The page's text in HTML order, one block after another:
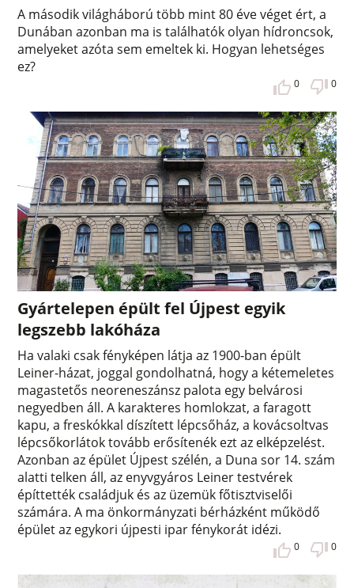
A második világháború több mint 80 éve véget ért, a
Dunában azonban ma is találhatók olyan hídroncsok,
amelyeket azóta sem emeltek ki. Hogyan lehetséges
ez?
0 0
Gyártelepen épült fel Újpest egyik
legszebb lakóháza
Ha valaki csak fényképen látja az 1900-ban épült
Leiner-házat, joggal gondolhatná, hogy a kétemeletes
magastetős neoreneszánsz palota egy belvárosi
negyedben áll. A karakteres homlokzat, a faragott
kapu, a freskókkal díszített lépcsőház, a kovácsoltvas
lépcsőkorlátok tovább erősítenék ezt az elképzelést.
Azonban az épület Újpest szélén, a Duna sor 14. szám
alatti telken áll, az enyvgyáros Leiner testvérek
építtették családjuk és az üzemük főtisztviselői
számára. A ma önkormányzati bérházként működő
épület az egykori újpesti ipar fénykorát idézi.
0 0